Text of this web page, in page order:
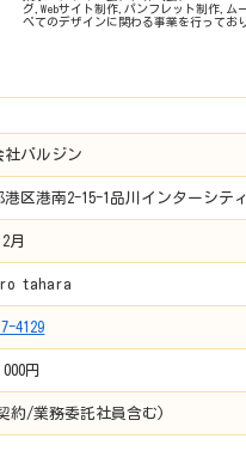
グ,Webサイト制作,パンフレット制作,ム
べてのデザインに関わる事業を行ってお
社バルジン
港区港南2-15-1品川インターシテ
月
tahara
4129
円
約/業務委託社員含む)